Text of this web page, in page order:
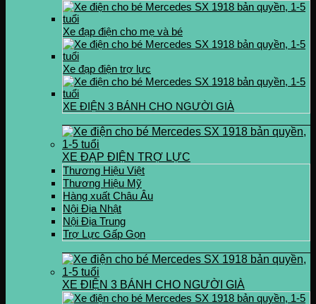
Xe đạp điện cho mẹ và bé
Xe đạp điện trợ lực
XE ĐIỆN 3 BÁNH CHO NGƯỜI GIÀ
XE ĐẠP ĐIỆN TRỢ LỰC
Thương Hiệu Việt
Thương Hiệu Mỹ
Hàng xuất Châu Âu
Nội Địa Nhật
Nội Địa Trung
Trợ Lực Gấp Gọn
XE ĐIỆN 3 BÁNH CHO NGƯỜI GIÀ